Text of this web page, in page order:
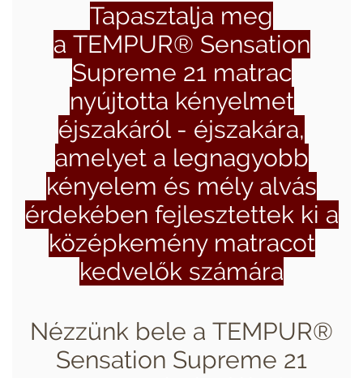
Tapasztalja meg
a TEMPUR® Sensation
Supreme 21 matrac
nyújtotta kényelmet
éjszakáról - éjszakára,
amelyet a legnagyobb
kényelem és mély alvás
érdekében fejlesztettek ki a
középkemény matracot
kedvelők számára
Nézzünk bele a TEMPUR®
Sensation Supreme 21